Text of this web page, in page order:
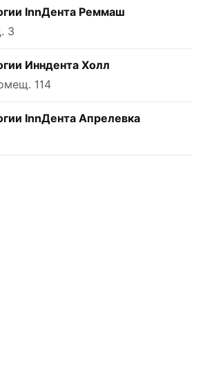
InnДента Реммаш
3
Инндента Холл
114
InnДента Апрелевка